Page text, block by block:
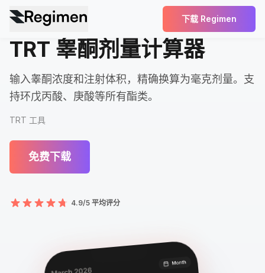
下载 Regimen
TRT 睾酮剂量计算器
输入睾酮浓度和注射体积，精确换算为毫克剂量。支
持环戊丙酸、庚酸等所有酯类。
TRT 工具
免费下载
4.9/5 平均评分